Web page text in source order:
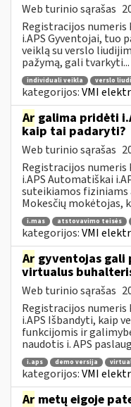
Web turinio sąrašas
Registracijos numeris
i.APS Gyventojai, tuo
veiklą su verslo
pažymą, gali tvarkyti...
individuali veikla verslo
kategorijos:VMI
Ar galima pridėti
kaip tai padaryti?
Web turinio sąrašas
Registracijos numeris
i.APS Automatiškai
suteikiamos fiziniams
Mokesčių mokėtojas,
i.mas atstovavimo teisės
kategorijos:VMI
Ar gyventojas
virtualus
Web turinio sąrašas
Registracijos numeris
i.APS Išbandyti, kaip
funkcijomis ir
naudotis i. APS
i.aps demo versija
kategorijos:VMI
Ar metų eigoje